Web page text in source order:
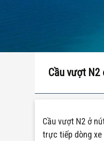
Cầu vượt N2
Cầu vượt N2 ở
trực tiếp dòng xe